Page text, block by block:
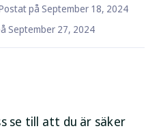
Norsk
Português
på September 18, 2024
September 27, 2024
se till att du är säker